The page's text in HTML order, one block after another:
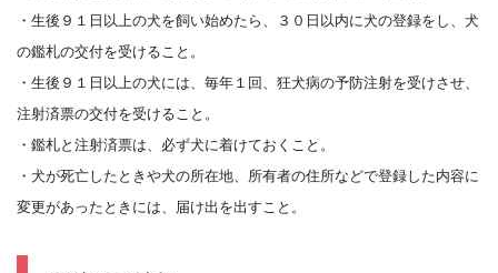
・生後９１日以上の犬を飼い始めたら、３０日以内に犬の登録をし、犬
の鑑札の交付を受けること。
・生後９１日以上の犬には、毎年１回、狂犬病の予防注射を受けさせ、
注射済票の交付を受けること。
・鑑札と注射済票は、必ず犬に着けておくこと。
・犬が死亡したときや犬の所在地、所有者の住所などで登録した内容に
変更があったときには、届け出を出すこと。